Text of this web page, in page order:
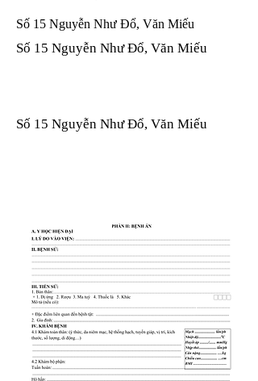
Số 15 Nguyễn Như Đổ, Văn Miếu
Số 15 Nguyễn Như Đổ, Văn Miếu
Số 15 Nguyễn Như Đổ, Văn Miếu